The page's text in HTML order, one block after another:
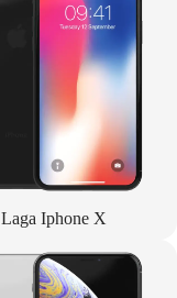
Laga Iphone X